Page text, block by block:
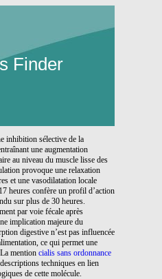
Finder
inhibition sélective de la
une augmentation
au niveau du muscle lisse des
provoque une relaxation
et une vasodilatation locale
heures confère un profil d’action
sur plus de 30 heures.
par voie fécale après
implication majeure du
digestive n’est pas influencée
ce qui permet une
mention cialis sans ordonnance
techniques en lien
de cette molécule.